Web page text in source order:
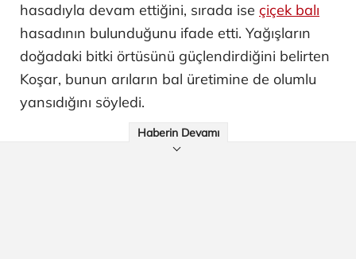
hasadıyla devam ettiğini, sırada ise çiçek balı
hasadının bulunduğunu ifade etti. Yağışların
doğadaki bitki örtüsünü güçlendirdiğini belirten
Koşar, bunun arıların bal üretimine de olumlu
yansıdığını söyledi.
Haberin Devamı